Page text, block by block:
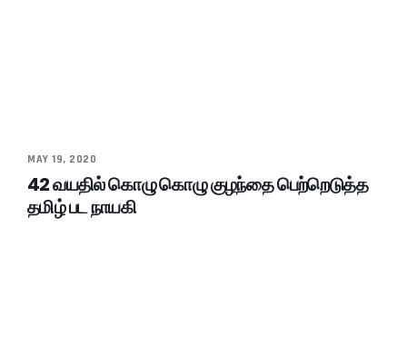
MAY 19, 2020
42 வயதில் கொழு கொழு குழந்தை பெற்றெடுத்த
தமிழ் பட நாயகி